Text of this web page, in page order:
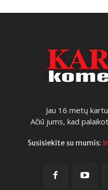
Jau 16 metų
Ačiū jums, kad
Susisiekite su mumis: